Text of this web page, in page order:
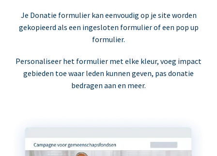
Je Donatie formulier kan eenvoudig op je site worden
gekopieerd als een ingesloten formulier of een pop up
formulier.
Personaliseer het formulier met elke kleur, voeg impact
gebieden toe waar leden kunnen geven, pas donatie
bedragen aan en meer.